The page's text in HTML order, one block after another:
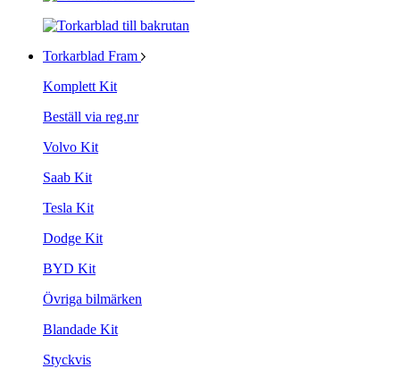
Torkarblad Fram
Komplett Kit
Beställ via reg.nr
Volvo Kit
Saab Kit
Tesla Kit
Dodge Kit
BYD Kit
Övriga bilmärken
Blandade Kit
Styckvis